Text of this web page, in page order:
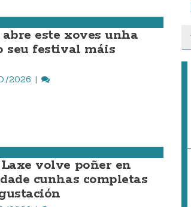
este xoves unha
seu festival máis
2026
volve poñer en
cunhas completas